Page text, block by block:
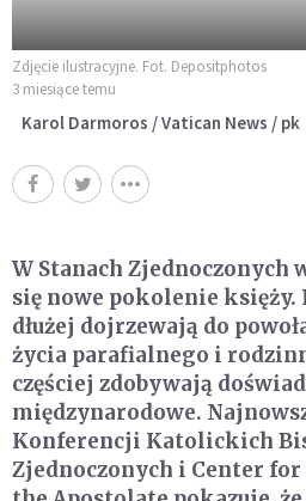
Zdjęcie ilustracyjne. Fot. Depositphotos
3 miesiące temu
Karol Darmoros / Vatican News / pk
W Stanach Zjednoczonych
się nowe pokolenie księży.
dłużej dojrzewają do
życia parafialnego i
częściej zdobywają
międzynarodowe.
Konferencji Katolickich
Zjednoczonych i Center